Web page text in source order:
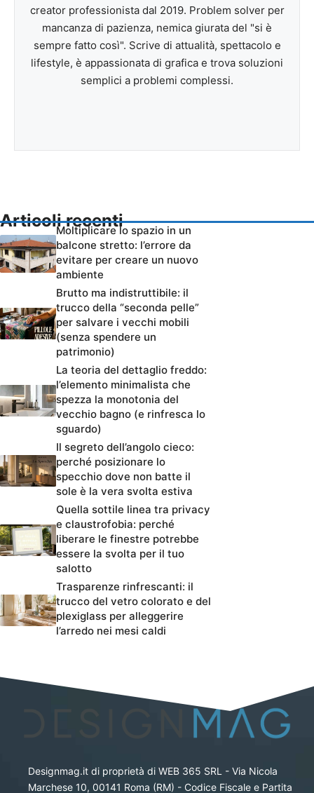
creator professionista dal 2019. Problem solver per
mancanza di pazienza, nemica giurata del "si è
sempre fatto così". Scrive di attualità, spettacolo e
lifestyle, è appassionata di grafica e trova soluzioni
semplici a problemi complessi.
Articoli recenti
Moltiplicare lo spazio in un
balcone stretto: l’errore da
evitare per creare un nuovo
ambiente
Brutto ma indistruttibile: il
trucco della “seconda pelle”
per salvare i vecchi mobili
(senza spendere un
patrimonio)
La teoria del dettaglio freddo:
l’elemento minimalista che
spezza la monotonia del
vecchio bagno (e rinfresca lo
sguardo)
Il segreto dell’angolo cieco:
perché posizionare lo
specchio dove non batte il
sole è la vera svolta estiva
Quella sottile linea tra privacy
e claustrofobia: perché
liberare le finestre potrebbe
essere la svolta per il tuo
salotto
Trasparenze rinfrescanti: il
trucco del vetro colorato e del
plexiglass per alleggerire
l’arredo nei mesi caldi
Designmag.it di proprietà di WEB 365 SRL - Via Nicola
Marchese 10, 00141 Roma (RM) - Codice Fiscale e Partita